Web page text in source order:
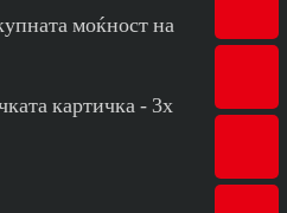
моќност на
картичка - 3x